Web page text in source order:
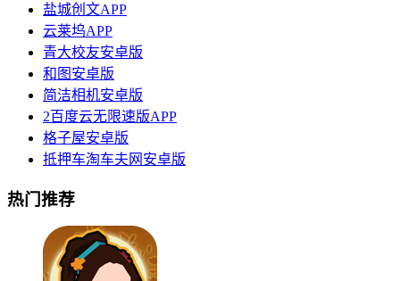
盐城创文APP
云莱坞APP
青大校友安卓版
和图安卓版
简洁相机安卓版
2百度云无限速版APP
格子屋安卓版
抵押车淘车夫网安卓版
热门推荐